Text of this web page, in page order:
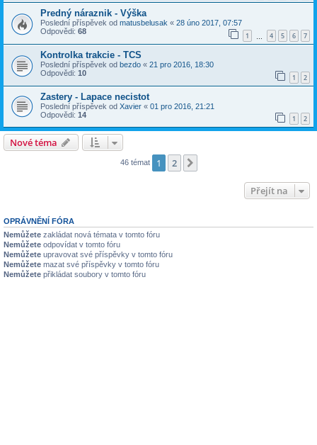
Predný náraznik - Výška
Poslední příspěvek od matusbelusak « 28 úno 2017, 07:57
Odpovědi: 68 1 4 5 6 7
Kontrolka trakcie - TCS
Poslední příspěvek od bezdo « 21 pro 2016, 18:30
Odpovědi: 10 1 2
Zastery - Lapace necistot
Poslední příspěvek od Xavier « 01 pro 2016, 21:21
Odpovědi: 14 1 2
Nové téma
46 témat 1 2
Přejít na
OPRÁVNĚNÍ FÓRA
Nemůžete zakládat nová témata v tomto fóru
Nemůžete odpovídat v tomto fóru
Nemůžete upravovat své příspěvky v tomto fóru
Nemůžete mazat své příspěvky v tomto fóru
Nemůžete přikládat soubory v tomto fóru